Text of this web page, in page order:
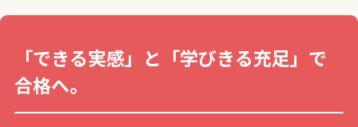
「できる実感」と「学びきる充足」で
合格へ。